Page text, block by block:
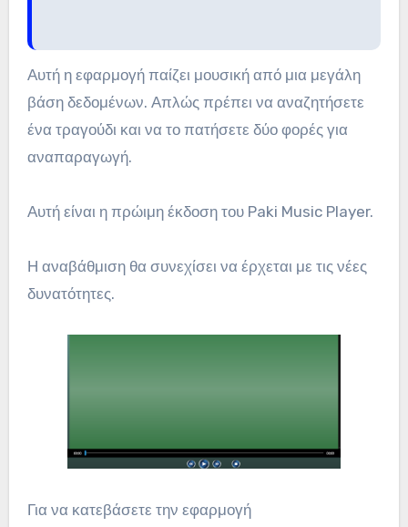
Αυτή η εφαρμογή παίζει μουσική από μια μεγάλη
βάση δεδομένων. Απλώς πρέπει να αναζητήσετε
ένα τραγούδι και να το πατήσετε δύο φορές για
αναπαραγωγή.
Αυτή είναι η πρώιμη έκδοση του Paki Music Player.
Η αναβάθμιση θα συνεχίσει να έρχεται με τις νέες
δυνατότητες.
Για να κατεβάσετε την εφαρμογή